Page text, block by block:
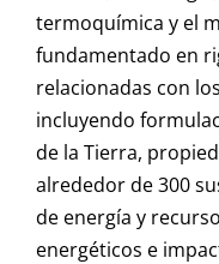
termoquímica y el
fundamentado en
relacionadas con
incluyendo
de la Tierra,
alrededor de 300
de energía y
energéticos e